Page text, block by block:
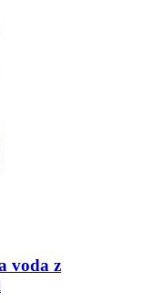
voda z